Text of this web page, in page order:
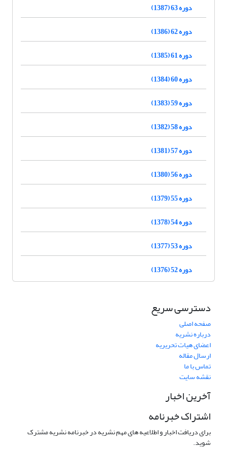
دوره 63 (1387)
دوره 62 (1386)
دوره 61 (1385)
دوره 60 (1384)
دوره 59 (1383)
دوره 58 (1382)
دوره 57 (1381)
دوره 56 (1380)
دوره 55 (1379)
دوره 54 (1378)
دوره 53 (1377)
دوره 52 (1376)
دسترسی سریع
صفحه اصلی
درباره نشریه
اعضای هیات تحریریه
ارسال مقاله
تماس با ما
نقشه سایت
آخرین اخبار
اشتراک خبرنامه
برای دریافت اخبار و اطلاعیه های مهم نشریه در خبرنامه نشریه مشترک
شوید.